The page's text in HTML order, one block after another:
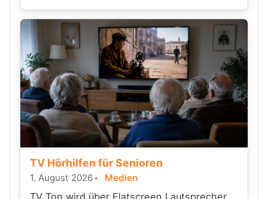
TV Hörhilfen für Senioren
1. August 2026 Medien
TV Ton wird über Flatscreen Lautsprecher